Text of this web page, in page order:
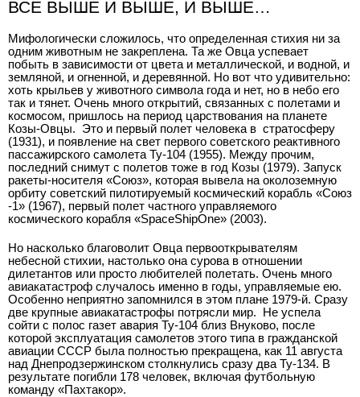
ВСЕ ВЫШЕ И ВЫШЕ, И ВЫШЕ…
Мифологически сложилось, что определенная стихия ни за
одним животным не закреплена. Та же Овца успевает
побыть в зависимости от цвета и металлической, и водной, и
земляной, и огненной, и деревянной. Но вот что удивительно:
хоть крыльев у животного символа года и нет, но в небо его
так и тянет. Очень много открытий, связанных с полетами и
космосом, пришлось на период царствования на планете
Козы-Овцы. Это и первый полет человека в стратосферу
(1931), и появление на свет первого советского реактивного
пассажирского самолета Ту-104 (1955). Между прочим,
последний снимут с полетов тоже в год Козы (1979). Запуск
ракеты-носителя «Союз», которая вывела на околоземную
орбиту советский пилотируемый космический корабль «Союз
-1» (1967), первый полет частного управляемого
космического корабля «SpaceShipOne» (2003).
Но насколько благоволит Овца первооткрывателям
небесной стихии, настолько она сурова в отношении
дилетантов или просто любителей полетать. Очень много
авиакатастроф случалось именно в годы, управляемые ею.
Особенно неприятно запомнился в этом плане 1979-й. Сразу
две крупные авиакатастрофы потрясли мир. Не успела
сойти с полос газет авария Ту-104 близ Внуково, после
которой эксплуатация самолетов этого типа в гражданской
авиации СССР была полностью прекращена, как 11 августа
над Днепродзержинском столкнулись сразу два Ту-134. В
результате погибли 178 человек, включая футбольную
команду «Пахтакор».